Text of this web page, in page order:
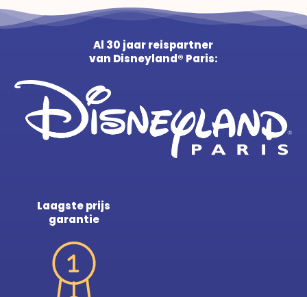
Al 30 jaar reispartner
van Disneyland® Paris:
Laagste prijs
garantie